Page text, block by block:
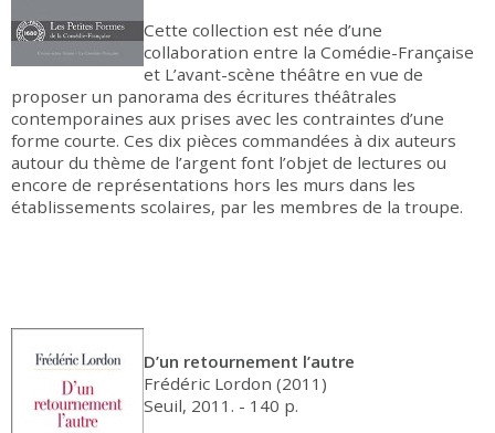
Cette collection est née d’une
collaboration entre la Comédie-Française
et L’avant-scène théâtre en vue de
proposer un panorama des écritures théâtrales
contemporaines aux prises avec les contraintes d’une
forme courte. Ces dix pièces commandées à dix auteurs
autour du thème de l’argent font l’objet de lectures ou
encore de représentations hors les murs dans les
établissements scolaires, par les membres de la troupe.
D’un retournement l’autre
Frédéric Lordon (2011)
Seuil, 2011. - 140 p.